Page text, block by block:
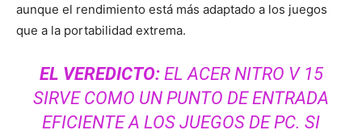
aunque el rendimiento está más adaptado a los juegos
que a la portabilidad extrema.
EL VEREDICTO:EL ACER NITRO V 15
SIRVE COMO UN PUNTO DE ENTRADA
EFICIENTE A LOS JUEGOS DE PC. SI